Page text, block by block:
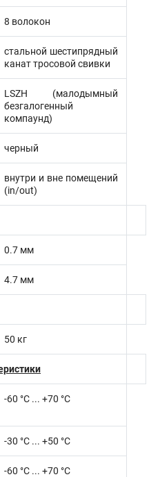
8 волокон
стальной шестипрядный
канат тросовой свивки
LSZH (малодымный
безгалогенный
компаунд)
черный
внутри и вне помещений
(in/out)
0.7 мм
4.7 мм
50 кг
-60 °С ... +70 °С
-30 °С ... +50 °С
-60 °C ... +70 °C